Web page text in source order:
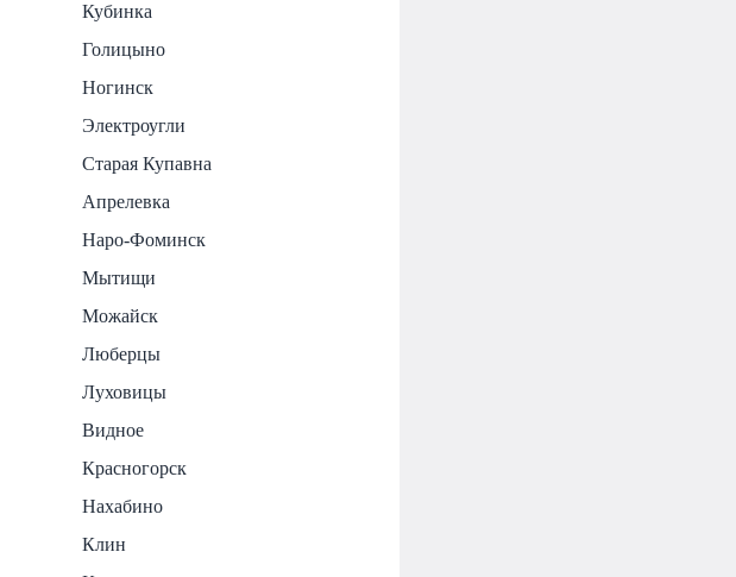
Кубинка
Голицыно
Ногинск
Электроугли
Старая Купавна
Апрелевка
Наро-Фоминск
Мытищи
Можайск
Люберцы
Луховицы
Видное
Красногорск
Нахабино
Клин